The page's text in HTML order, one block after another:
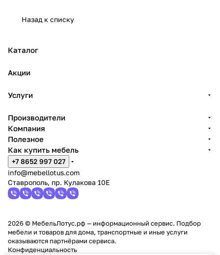
Назад к списку
Каталог
Акции
Услуги
Производители
Компания
Полезное
Как купить мебель
+7 8652 997 027
info@mebellotus.com
Ставрополь, пр. Кулакова 10Е
2026 © МебельЛотус.рф — информационный сервис. Подбор
мебели и товаров для дома, транспортные и иные услуги
оказываются партнёрами сервиса.
Конфиденциальность